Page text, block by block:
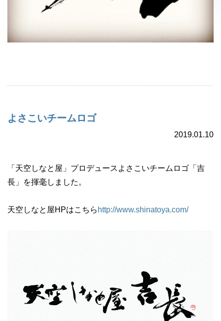
よさこいチームロゴ
2019.01.10
「天空しなと屋」プロデュースよさこいチームロゴ「吉
長」を揮毫しました。
天空しなと屋HPはこちら http://www.shinatoya.com/